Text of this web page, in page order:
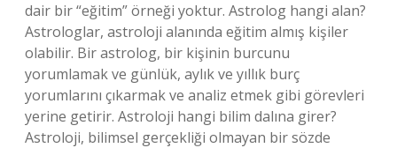
dair bir “eğitim” örneği yoktur. Astrolog hangi alan?
Astrologlar, astroloji alanında eğitim almış kişiler
olabilir. Bir astrolog, bir kişinin burcunu
yorumlamak ve günlük, aylık ve yıllık burç
yorumlarını çıkarmak ve analiz etmek gibi görevleri
yerine getirir. Astroloji hangi bilim dalına girer?
Astroloji, bilimsel gerçekliği olmayan bir sözde